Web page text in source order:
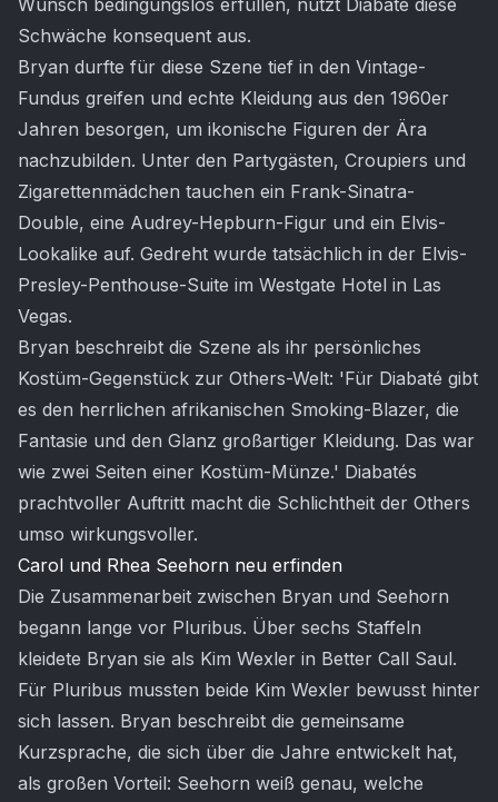
Wunsch bedingungslos erfüllen, nutzt Diabaté diese
Schwäche konsequent aus.
Bryan durfte für diese Szene tief in den Vintage-
Fundus greifen und echte Kleidung aus den 1960er
Jahren besorgen, um ikonische Figuren der Ära
nachzubilden. Unter den Partygästen, Croupiers und
Zigarettenmädchen tauchen ein Frank-Sinatra-
Double, eine Audrey-Hepburn-Figur und ein Elvis-
Lookalike auf. Gedreht wurde tatsächlich in der Elvis-
Presley-Penthouse-Suite im Westgate Hotel in Las
Vegas.
Bryan beschreibt die Szene als ihr persönliches
Kostüm-Gegenstück zur Others-Welt: 'Für Diabaté gibt
es den herrlichen afrikanischen Smoking-Blazer, die
Fantasie und den Glanz großartiger Kleidung. Das war
wie zwei Seiten einer Kostüm-Münze.' Diabatés
prachtvoller Auftritt macht die Schlichtheit der Others
umso wirkungsvoller.
Carol und Rhea Seehorn neu erfinden
Die Zusammenarbeit zwischen Bryan und Seehorn
begann lange vor Pluribus. Über sechs Staffeln
kleidete Bryan sie als Kim Wexler in Better Call Saul.
Für Pluribus mussten beide Kim Wexler bewusst hinter
sich lassen. Bryan beschreibt die gemeinsame
Kurzsprache, die sich über die Jahre entwickelt hat,
als großen Vorteil: Seehorn weiß genau, welche